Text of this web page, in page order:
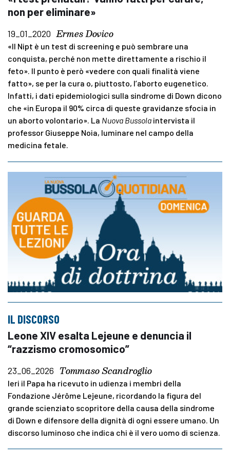
non per eliminare»
19_01_2020 Ermes Dovico
«Il Nipt è un test di screening e può sembrare una
conquista, perché non mette direttamente a rischio il
feto». Il punto è però «vedere con quali finalità viene
fatto», se per la cura o, piuttosto, l’aborto eugenetico.
Infatti, i dati epidemiologici sulla sindrome di Down dicono
che «in Europa il 90% circa di queste gravidanze sfocia in
un aborto volontario». La Nuova Bussola intervista il
professor Giuseppe Noia, luminare nel campo della
medicina fetale.
IL DISCORSO
Leone XIV esalta Lejeune e denuncia il
“razzismo cromosomico”
23_06_2026 Tommaso Scandroglio
Ieri il Papa ha ricevuto in udienza i membri della
Fondazione Jérôme Lejeune, ricordando la figura del
grande scienziato scopritore della causa della sindrome
di Down e difensore della dignità di ogni essere umano. Un
discorso luminoso che indica chi è il vero uomo di scienza.